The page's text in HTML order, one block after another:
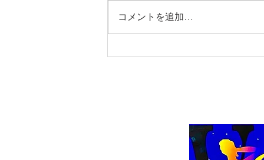
2026年8月10日(月)♣
コメントを追加…